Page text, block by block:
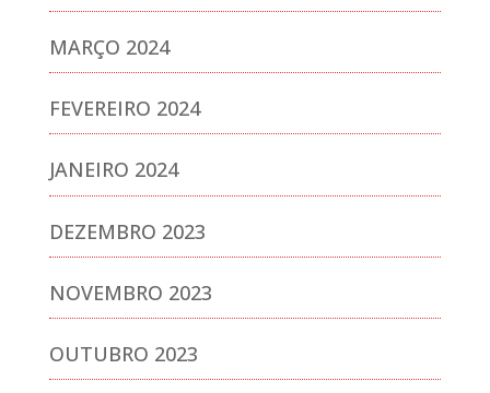
MARÇO 2024
FEVEREIRO 2024
JANEIRO 2024
DEZEMBRO 2023
NOVEMBRO 2023
OUTUBRO 2023